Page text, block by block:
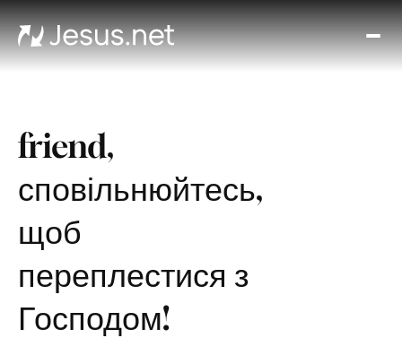
Хто
friend,
сповільнюйтесь,
щоб
переплестися з
Господом!